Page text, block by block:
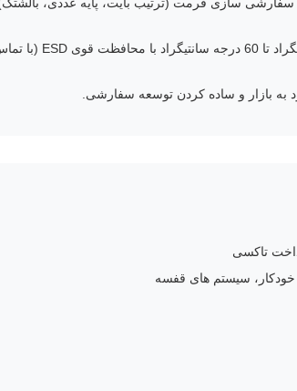
تاکسی
سیستم های قفسه